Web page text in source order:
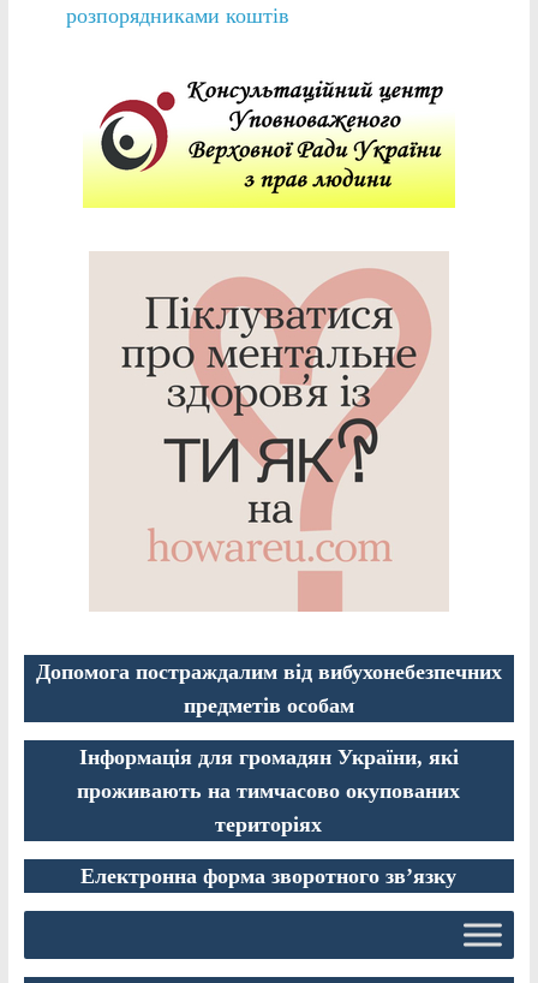
розпорядниками коштів
Допомога постраждалим від вибухонебезпечних
предметів особам
Інформація для громадян України, які
проживають на тимчасово окупованих
територіях
Електронна форма зворотного зв’язку